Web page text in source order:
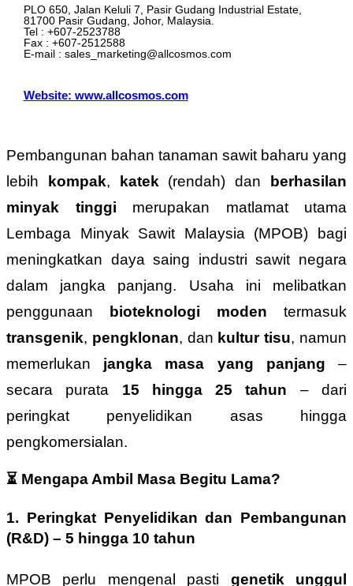
PLO 650, Jalan Keluli 7, Pasir Gudang Industrial Estate,
81700 Pasir Gudang, Johor, Malaysia.
Tel : +607-2523788
Fax : +607-2512588
E-mail : sales_marketing@allcosmos.com
Website: www.allcosmos.com
Pembangunan bahan tanaman sawit baharu yang
lebih
kompak, katek(rendah) dan
berhasilan
minyak tinggi merupakan matlamat utama
Lembaga Minyak Sawit Malaysia (MPOB) bagi
meningkatkan daya saing industri sawit negara
dalam jangka panjang. Usaha ini melibatkan
penggunaan
bioteknologi moden termasuk
transgenik, pengklonan, dan kultur tisu, namun
memerlukan jangka masa yang panjang –
secara purata 15 hingga 25 tahun – dari
peringkat penyelidikan asas hingga
pengkomersialan.
⏳ Mengapa Ambil Masa Begitu Lama?
1. Peringkat Penyelidikan dan Pembangunan
(R&D) – 5 hingga 10 tahun
MPOB perlu mengenal pasti genetik unggul